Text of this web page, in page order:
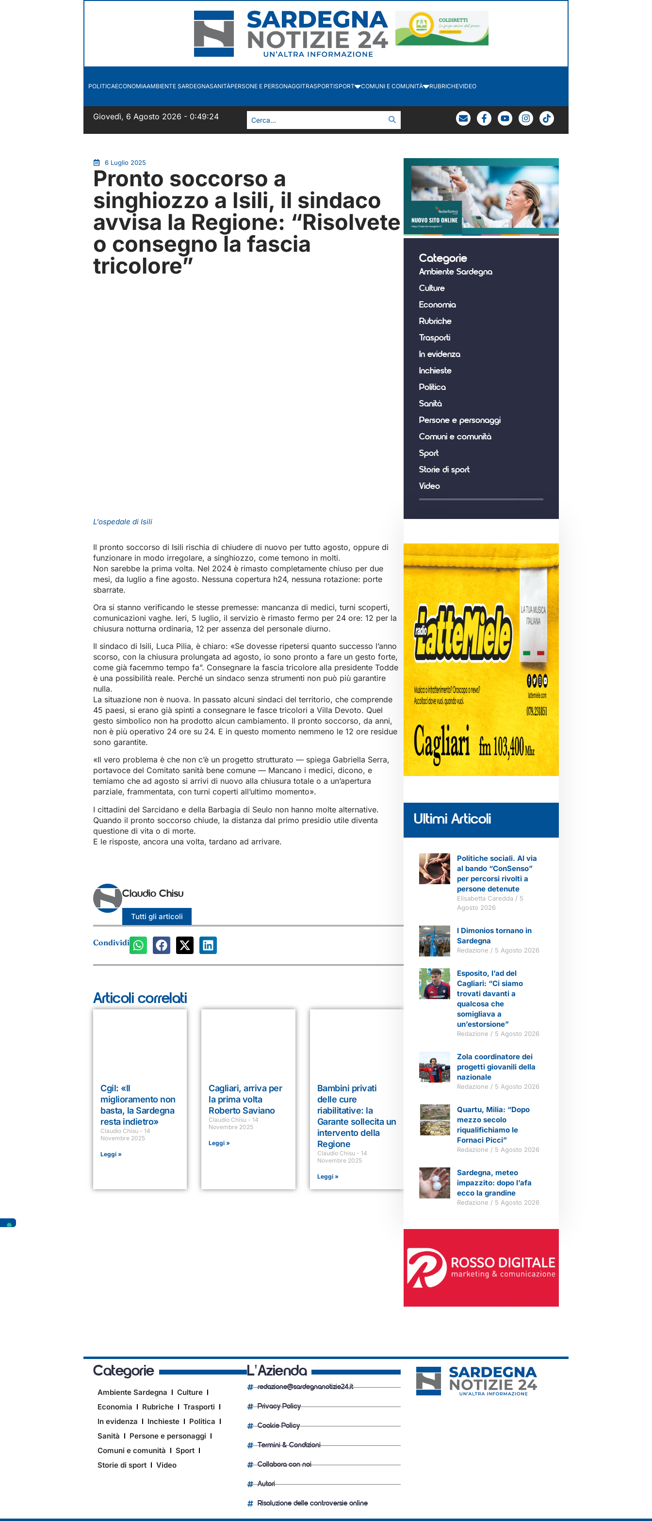
POLITICAECONOMIAAMBIENTE SARDEGNASANITÀPERSONE E PERSONAGGITRASPORTISPORT COMUNI E COMUNITÀ RUBRICHEVIDEO
Giovedì, 6 Agosto 2026 - 0:49:25
6 Luglio 2025
Pronto soccorso a
singhiozzo a Isili, il sindaco
avvisa la Regione: “Risolvete
o consegno la fascia
tricolore”
L’ospedale di Isili
Il pronto soccorso di Isili rischia di chiudere di nuovo per tutto agosto, oppure di
funzionare in modo irregolare, a singhiozzo, come temono in molti.
Non sarebbe la prima volta. Nel 2024 è rimasto completamente chiuso per due
mesi, da luglio a fine agosto. Nessuna copertura h24, nessuna rotazione: porte
sbarrate.
Ora si stanno verificando le stesse premesse: mancanza di medici, turni scoperti,
comunicazioni vaghe. Ieri, 5 luglio, il servizio è rimasto fermo per 24 ore: 12 per la
chiusura notturna ordinaria, 12 per assenza del personale diurno.
Il sindaco di Isili, Luca Pilia, è chiaro: «Se dovesse ripetersi quanto successo l’anno
scorso, con la chiusura prolungata ad agosto, io sono pronto a fare un gesto forte,
come già facemmo tempo fa”. Consegnare la fascia tricolore alla presidente Todde
è una possibilità reale. Perché un sindaco senza strumenti non può più garantire
nulla.
La situazione non è nuova. In passato alcuni sindaci del territorio, che comprende
45 paesi, si erano già spinti a consegnare le fasce tricolori a Villa Devoto. Quel
gesto simbolico non ha prodotto alcun cambiamento. Il pronto soccorso, da anni,
non è più operativo 24 ore su 24. E in questo momento nemmeno le 12 ore residue
sono garantite.
«Il vero problema è che non c’è un progetto strutturato — spiega Gabriella Serra,
portavoce del Comitato sanità bene comune — Mancano i medici, dicono, e
temiamo che ad agosto si arrivi di nuovo alla chiusura totale o a un’apertura
parziale, frammentata, con turni coperti all’ultimo momento».
I cittadini del Sarcidano e della Barbagia di Seulo non hanno molte alternative.
Quando il pronto soccorso chiude, la distanza dal primo presidio utile diventa
questione di vita o di morte.
E le risposte, ancora una volta, tardano ad arrivare.
Claudio Chisu
Tutti gli articoli
Condividi
Articoli correlati
Cgil: «Il
miglioramento non
basta, la Sardegna
resta indietro»
Claudio Chisu
14
Novembre 2025
Leggi »
Cagliari, arriva per
la prima volta
Roberto Saviano
Claudio Chisu
14
Novembre 2025
Leggi »
Bambini privati
delle cure
riabilitative: la
Garante sollecita un
intervento della
Regione
Claudio Chisu
14
Novembre 2025
Leggi »
Categorie
Ambiente Sardegna
Culture
Economia
Rubriche
Trasporti
In evidenza
Inchieste
Politica
Sanità
Persone e personaggi
Comuni e comunità
Sport
Storie di sport
Video
Ultimi Articoli
Politiche sociali. Al via
al bando “ConSenso”
per percorsi rivolti a
persone detenute
Elisabetta Caredda
5
Agosto 2026
I Dimonios tornano in
Sardegna
Redazione 5 Agosto 2026
Esposito, l’ad del
Cagliari: “Ci siamo
trovati davanti a
qualcosa che
somigliava a
un’estorsione”
Redazione 5 Agosto 2026
Zola coordinatore dei
progetti giovanili della
nazionale
Redazione 5 Agosto 2026
Quartu, Milia: “Dopo
mezzo secolo
riqualifichiamo le
Fornaci Picci”
Redazione 5 Agosto 2026
Sardegna, meteo
impazzito: dopo l’afa
ecco la grandine
Redazione 5 Agosto 2026
Categorie
Ambiente Sardegna
Culture
Economia
Rubriche
Trasporti
In evidenza
Inchieste
Politica
Sanità
Persone e personaggi
Comuni e comunità
Sport
Storie di sport
Video
L'Azienda
redazione@sardegnanotizie24.it
Privacy Policy
Cookie Policy
Termini & Condizioni
Collabora con noi
Autori
Risoluzione delle controversie online